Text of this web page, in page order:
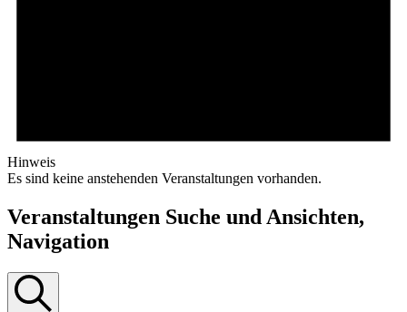
Hinweis
Es sind keine anstehenden Veranstaltungen vorhanden.
Veranstaltungen Suche und Ansichten,
Navigation